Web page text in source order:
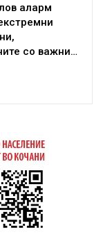
аларм
со важни…